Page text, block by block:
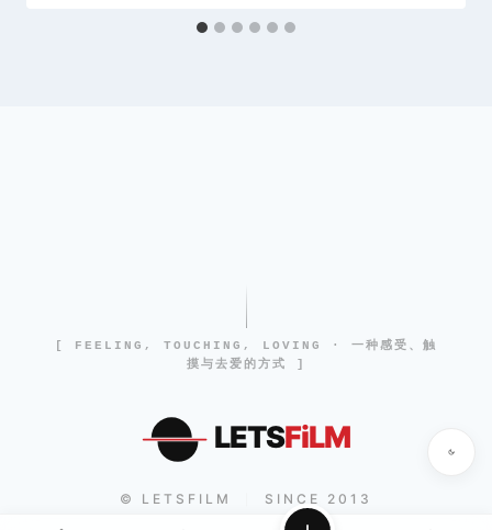
[ FEELING, TOUCHING, LOVING · 一种感受、触
摸与去爱的方式 ]
LETSFiLM
© LETSFILM SINCE 2013